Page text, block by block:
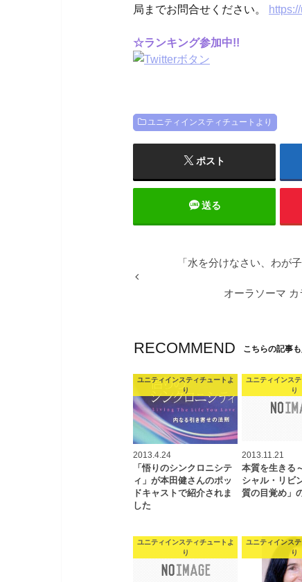
局までお問合せください。
☆ランキング参加中!!
ユニティインスティチュートより
ポスト
送る
「水を分けなさい、わが子
オーラソーマ カ
RECOMMEND こちらの記事も
ユニティインスティチュートよ
り
2013.4.24
「悟りのシンクロニシテ
ィ」が本田健さんのポッ
ドキャストで紹介されま
した
ユニティインス
り
2013.11.21
本質を生きる
シャル・リビ
質の目覚め」
ユニティインスティチュートよ
り
ユニティインス
り